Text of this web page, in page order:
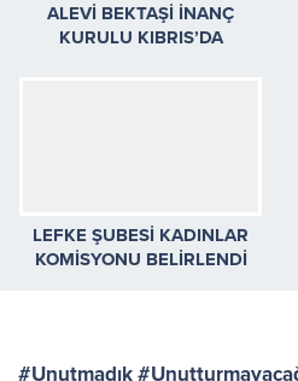
ALEVİ BEKTAŞİ İNANÇ
KURULU KIBRIS’DA
LEFKE ŞUBESİ KADINLAR
KOMİSYONU BELİRLENDİ
#Unutmadık